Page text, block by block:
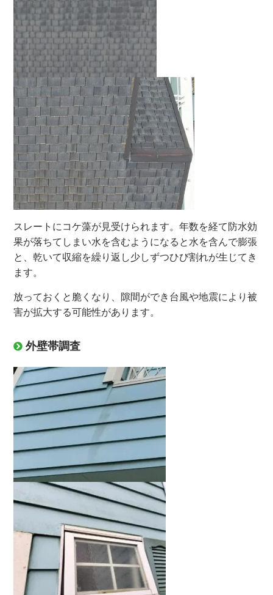
スレートにコケ藻が見受けられます。年数を経て防水効
果が落ちてしまい水を含むようになると水を含んで膨張
と、乾いて収縮を繰り返し少しずつひび割れが生じてき
ます。
放っておくと脆くなり、隙間ができ台風や地震により被
害が拡大する可能性があります。
外壁帯調査